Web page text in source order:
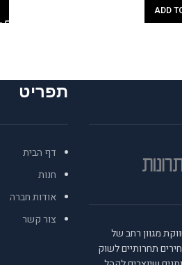
ADD
מגוון רחב של
תחרותיים לשוק
תפריט
דף הבית
חנות
אודות חברה
צור קשר